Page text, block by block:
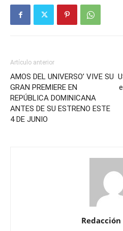
Artículo anterior
AMOS DEL UNIVERSO’ VIVE SU
GRAN PREMIERE EN
REPÚBLICA DOMINICANA
ANTES DE SU ESTRENO ESTE
4 DE JUNIO
Redacción